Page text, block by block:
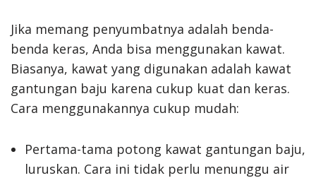
Jika memang penyumbatnya adalah benda-
benda keras, Anda bisa menggunakan kawat.
Biasanya, kawat yang digunakan adalah kawat
gantungan baju karena cukup kuat dan keras.
Cara menggunakannya cukup mudah:
Pertama-tama potong kawat gantungan baju,
luruskan. Cara ini tidak perlu menunggu air